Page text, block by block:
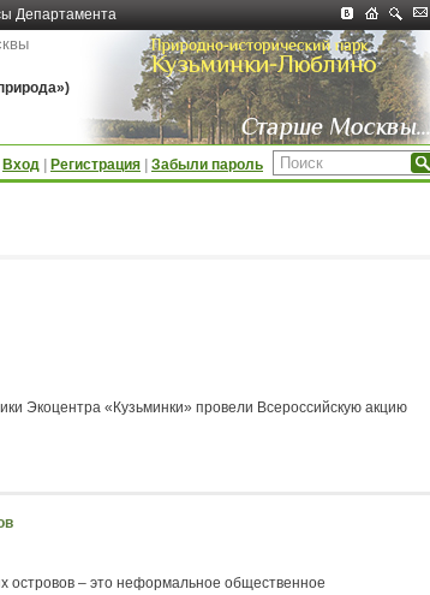
Департамента
Вход Регистрация Забыли пароль
Экоцентра «Кузьминки» провели Всероссийскую акцию
островов – это неформальное общественное